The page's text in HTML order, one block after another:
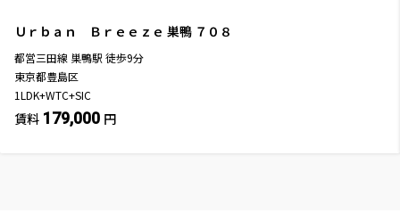
Ｕｒｂａｎ Ｂｒｅｅｚｅ 巣鴨 ７０８
都営三田線 巣鴨駅 徒歩9分
東京都豊島区
1LDK+WTC+SIC
賃料 179,000 円